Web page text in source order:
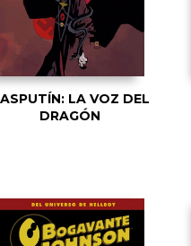
LA VOZ DEL
DRAGÓN